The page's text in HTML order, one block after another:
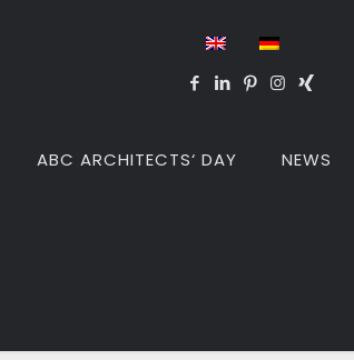
ABC ARCHITECTS‘ DAY NEWS